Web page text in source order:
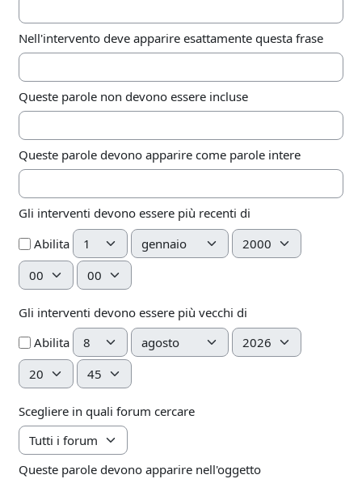
Nell'intervento deve apparire esattamente questa frase
Queste parole non devono essere incluse
Queste parole devono apparire come parole intere
Gli interventi devono essere più recenti di
Abilita Giorno Mese
Anno
Ora
Minuto
Gli interventi devono essere più vecchi di
Abilita Giorno Mese
Anno
Ora
Minuto
Scegliere in quali forum cercare
Queste parole devono apparire nell'oggetto